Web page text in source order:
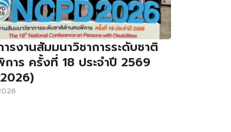
ารงานสัมมนาวิชาการระดับชาติ
าร ครั้งที่ 18 ประจำปี 2569